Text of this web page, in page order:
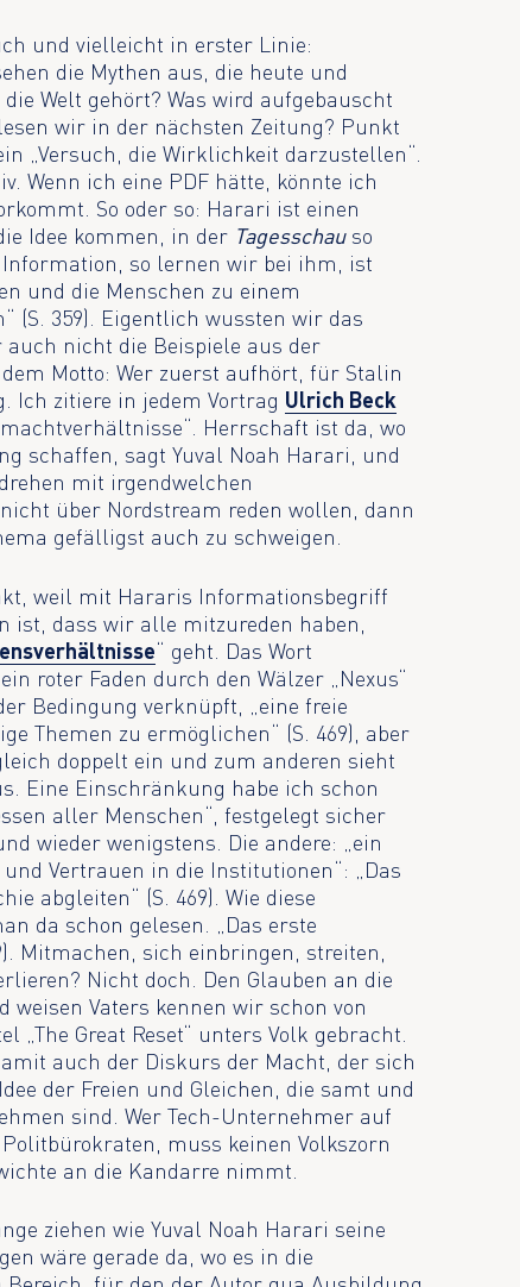
und vielleicht in erster Linie:
die Mythen aus, die heute und
Welt gehört? Was wird aufgebauscht
wir in der nächsten Zeitung? Punkt
„Versuch, die Wirklichkeit darzustellen“.
Wenn ich eine PDF hätte, könnte ich
So oder so: Harari ist einen
Idee kommen, in der Tagesschauso
so lernen wir bei ihm, ist
und die Menschen zu einem
(S. 359). Eigentlich wussten wir das
nicht die Beispiele aus der
Motto: Wer zuerst aufhört, für Stalin
Ich zitiere in jedem Vortrag Ulrich Beck
Herrschaft ist da, wo
schaffen, sagt Yuval Noah Harari, und
mit irgendwelchen
über Nordstream reden wollen, dann
gefälligst auch zu schweigen.
weil mit Hararis Informationsbegriff
ist, dass wir alle mitzureden haben,
“ geht. Das Wort
roter Faden durch den Wälzer „Nexus“
Bedingung verknüpft, „eine freie
Themen zu ermöglichen“ (S. 469), aber
doppelt ein und zum anderen sieht
Eine Einschränkung habe ich schon
aller Menschen“, festgelegt sicher
wieder wenigstens. Die andere: „ein
Vertrauen in die Institutionen“: „Das
abgleiten“ (S. 469). Wie diese
da schon gelesen. „Das erste
Mitmachen, sich einbringen, streiten,
Nicht doch. Den Glauben an die
Vaters kennen wir schon von
„The Great Reset“ unters Volk gebracht.
auch der Diskurs der Macht, der sich
der Freien und Gleichen, die samt und
sind. Wer Tech-Unternehmer auf
muss keinen Volkszorn
an die Kandarre nimmt.
ziehen wie Yuval Noah Harari seine
wäre gerade da, wo es in die